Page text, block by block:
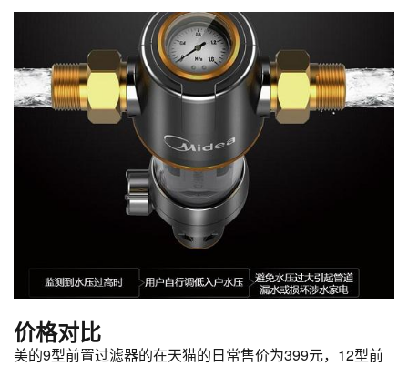
价格对比
美的9型前置过滤器的在天猫的日常售价为399元，12型前